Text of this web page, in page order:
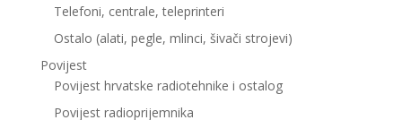
Telefoni, centrale, teleprinteri
Ostalo (alati, pegle, mlinci, šivači strojevi)
Povijest
Povijest hrvatske radiotehnike i ostalog
Povijest radioprijemnika